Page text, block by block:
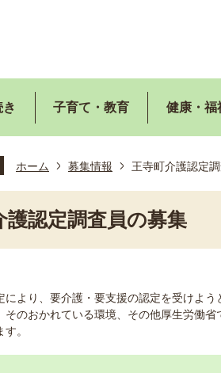
子育て・教育 健康・福
ホーム 募集情報 王寺町介護認定
護認定調査員の募集
により、要介護・要支援の認定を受けよ
そのおかれている環境、その他厚生労働
。